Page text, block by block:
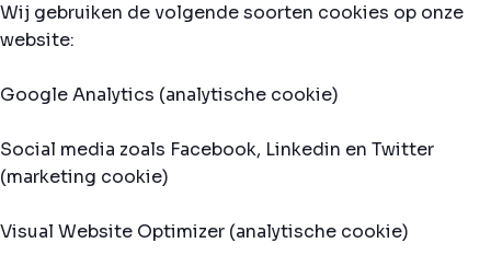
Wij gebruiken de volgende soorten cookies op onze
website:
Google Analytics (analytische cookie)
Social media zoals Facebook, Linkedin en Twitter
(marketing cookie)
Visual Website Optimizer (analytische cookie)